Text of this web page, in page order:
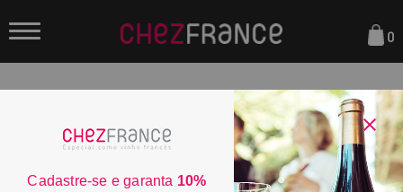
0
SELEÇÕES
Cadastre-se e garanta 10%